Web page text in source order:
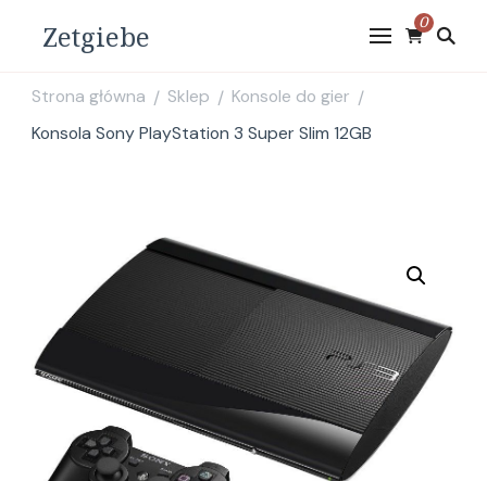
Zetgiebe 0
Strona główna / Sklep / Konsole do gier /
Konsola Sony PlayStation 3 Super Slim 12GB